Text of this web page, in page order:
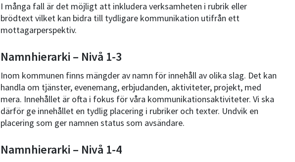
I många fall är det möjligt att inkludera verksamheten i rubrik eller
brödtext vilket kan bidra till tydligare kommunikation utifrån ett
mottagarperspektiv.
Namnhierarki – Nivå 1-3
Inom kommunen finns mängder av namn för innehåll av olika slag. Det kan
handla om tjänster, evenemang, erbjudanden, aktiviteter, projekt, med
mera. Innehållet är ofta i fokus för våra kommunikationsaktiviteter. Vi ska
därför ge innehållet en tydlig placering i rubriker och texter. Undvik en
placering som ger namnen status som avsändare.
Namnhierarki – Nivå 1-4